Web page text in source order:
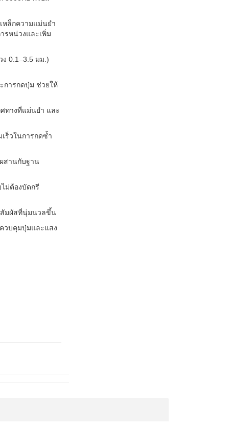
หล็กความแม่นยำ
รหน่วงและเพิ่ม
0.1–3.5 มม.)
การกดปุ่ม ช่วยให้
ทางที่แม่นยำ และ
ร็วในการกดซ้ำ
สานกับฐาน
ม่ต้องบัดกรี
สัมผัสที่นุ่มนวลขึ้น
วบคุมปุ่มและแสง